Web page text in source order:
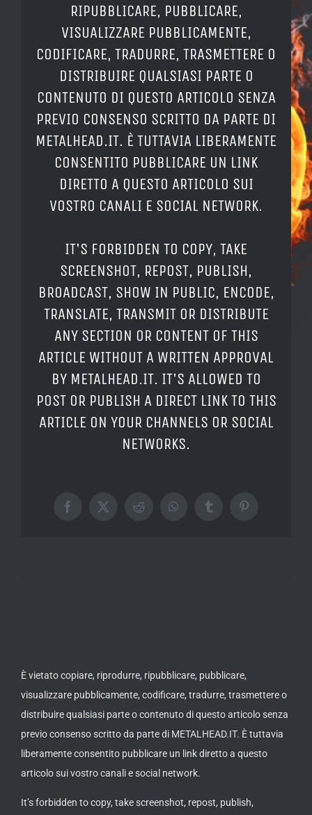
RIPUBBLICARE, PUBBLICARE,
VISUALIZZARE PUBBLICAMENTE,
CODIFICARE, TRADURRE, TRASMETTERE O
DISTRIBUIRE QUALSIASI PARTE O
CONTENUTO DI QUESTO ARTICOLO SENZA
PREVIO CONSENSO SCRITTO DA PARTE DI
METALHEAD.IT. È TUTTAVIA LIBERAMENTE
CONSENTITO PUBBLICARE UN LINK
DIRETTO A QUESTO ARTICOLO SUI
VOSTRO CANALI E SOCIAL NETWORK.
IT'S FORBIDDEN TO COPY, TAKE
SCREENSHOT, REPOST, PUBLISH,
BROADCAST, SHOW IN PUBLIC, ENCODE,
TRANSLATE, TRANSMIT OR DISTRIBUTE
ANY SECTION OR CONTENT OF THIS
ARTICLE WITHOUT A WRITTEN APPROVAL
BY METALHEAD.IT. IT'S ALLOWED TO
POST OR PUBLISH A DIRECT LINK TO THIS
ARTICLE ON YOUR CHANNELS OR SOCIAL
NETWORKS.
Facebook
X RedditWhatsAppTumblrPinterest
È vietato copiare, riprodurre, ripubblicare, pubblicare,
visualizzare pubblicamente, codificare, tradurre, trasmettere o
distribuire qualsiasi parte o contenuto di questo articolo senza
previo consenso scritto da parte di METALHEAD.IT. È tuttavia
liberamente consentito pubblicare un link diretto a questo
articolo sui vostro canali e social network.
It’s forbidden to copy, take screenshot, repost, publish,